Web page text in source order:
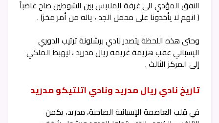
النفق المؤدي الى غرفة الملابس بين الشوطين صاح غاضباً
( انهم لا يأخذونا على محمل الجد ، ياله من أمر مخز) .
وحتى هذه اللحظة يتصدر نادي برشلونة ترتيب الدوري
الإسباني عقب هزيمة غريمه ريال مدريد ، ليهبط الملكي
إلى المركز الثالث .
تاريخ نادي ريال مدريد ونادي اتلتيكو مدريد
في قلب العاصمة الإسبانية الصاخبة، مدريد، يكمن